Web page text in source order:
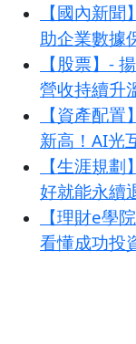
【國內新
助企業數據
【股票】-
營收持續升
【資產配
新高！AI光
【生涯規
好就能永續
【理財e學
看懂成功投